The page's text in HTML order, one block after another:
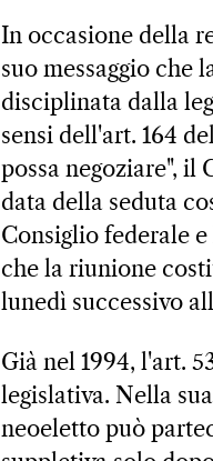
In occasione della
suo messaggio che
disciplinata dalla
sensi dell'art. 164
possa negoziare", il
data della seduta
Consiglio federale
che la riunione
lunedì successivo
Già nel 1994, l'art.
legislativa. Nella
neoeletto può